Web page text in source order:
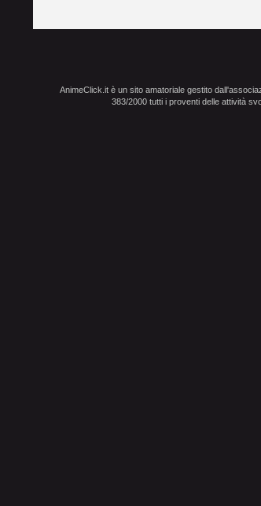
AnimeClick.it è un sito amatoriale gestito
383/2000 tutti i proventi delle attività